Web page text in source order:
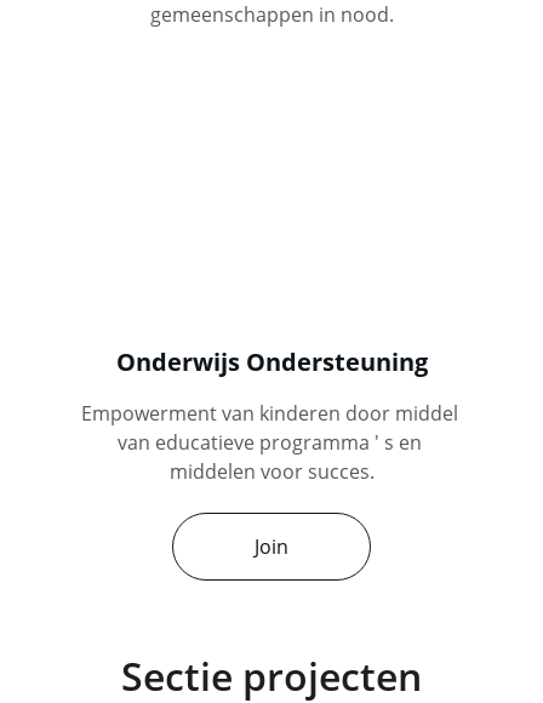
gemeenschappen in nood.
Onderwijs Ondersteuning
Empowerment van kinderen door middel
van educatieve programma ' s en
middelen voor succes.
Join
Sectie projecten